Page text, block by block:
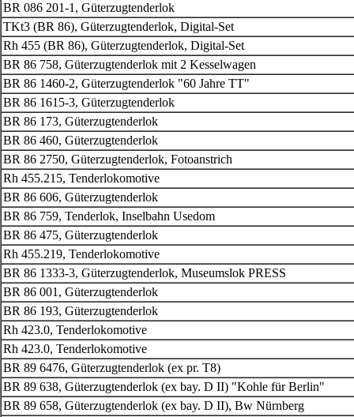
BR 086 201-1, Güterzugtenderlok
TKt3 (BR 86), Güterzugtenderlok, Digital-Set
Rh 455 (BR 86), Güterzugtenderlok, Digital-Set
BR 86 758, Güterzugtenderlok mit 2 Kesselwagen
BR 86 1460-2, Güterzugtenderlok "60 Jahre TT"
BR 86 1615-3, Güterzugtenderlok
BR 86 173, Güterzugtenderlok
BR 86 460, Güterzugtenderlok
BR 86 2750, Güterzugtenderlok, Fotoanstrich
Rh 455.215, Tenderlokomotive
BR 86 606, Güterzugtenderlok
BR 86 759, Tenderlok, Inselbahn Usedom
BR 86 475, Güterzugtenderlok
Rh 455.219, Tenderlokomotive
BR 86 1333-3, Güterzugtenderlok, Museumslok PRESS
BR 86 001, Güterzugtenderlok
BR 86 193, Güterzugtenderlok
Rh 423.0, Tenderlokomotive
Rh 423.0, Tenderlokomotive
BR 89 6476, Güterzugtenderlok (ex pr. T8)
BR 89 638, Güterzugtenderlok (ex bay. D II) "Kohle für Berlin"
BR 89 658, Güterzugtenderlok (ex bay. D II), Bw Nürnberg